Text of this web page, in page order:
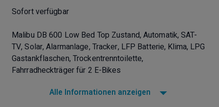
Sofort verfügbar
Malibu DB 600 Low Bed Top Zustand, Automatik, SAT-
TV, Solar, Alarmanlage, Tracker, LFP Batterie, Klima, LPG
Gastankflaschen, Trockentrenntoilette,
Fahrradheckträger für 2 E-Bikes
• Aufbau PaketAlle Informationen anzeigen